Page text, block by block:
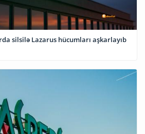
silsilə Lazarus hücumları aşkarlayıb